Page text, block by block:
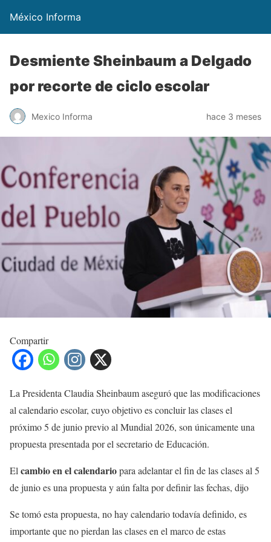
México Informa
Desmiente Sheinbaum a Delgado
por recorte de ciclo escolar
Mexico Informa hace 3 meses
Compartir
La Presidenta Claudia Sheinbaum aseguró que las modificaciones
al calendario escolar, cuyo objetivo es concluir las clases el
próximo 5 de junio previo al Mundial 2026, son únicamente una
propuesta presentada por el secretario de Educación.
El cambio en el calendariopara adelantar el fin de las clases al 5
de junio es una propuesta y aún falta por definir las fechas, dijo
Se tomó esta propuesta, no hay calendario todavía definido, es
importante que no pierdan las clases en el marco de estas